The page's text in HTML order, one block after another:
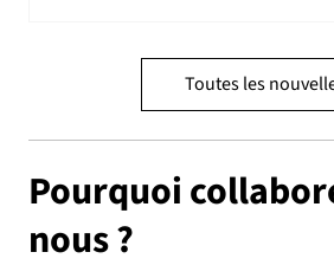
Toutes les
Pourquoi
nous ?